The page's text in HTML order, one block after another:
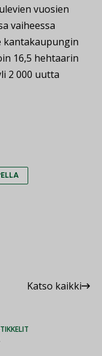
vuosien
vaiheessa
kantakaupungin
16,5 hehtaarin
2 000 uutta
Katso kaikki